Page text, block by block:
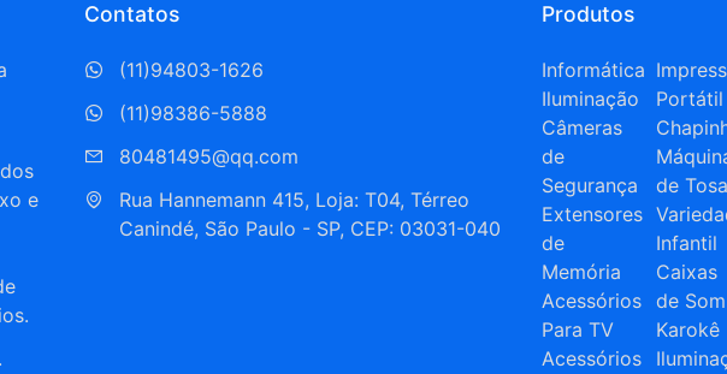
e
Contatos
(11)94803-1626
(11)98386-5888
80481495@qq.com
Rua Hannemann 415, Loja: T04, Térreo
Canindé, São Paulo - SP, CEP: 03031-040
Produtos
Informática
Iluminação
Câmeras
de
Segurança
Extensores
de
Memória
Acessórios
Para TV
Acessórios
Portátil
de Tosa
Infantil
Caixas
de Som
Karokê